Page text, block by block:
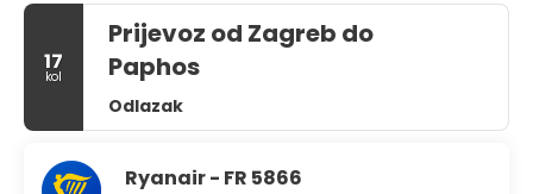
17
kol
Prijevoz od Zagreb do
Paphos
Odlazak
Ryanair - FR 5866